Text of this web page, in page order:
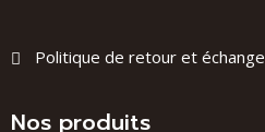
Politique de retour et échange
Nos produits